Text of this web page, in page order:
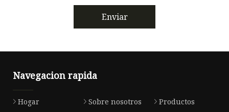
Enviar
Navegacion rapida
Hogar Sobre nosotros
Productos